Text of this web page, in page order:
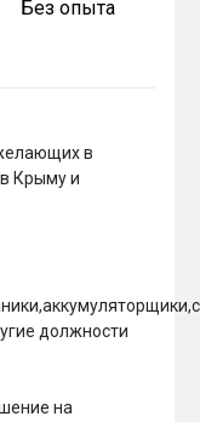
Без опыта
в
Крыму и
должности
на